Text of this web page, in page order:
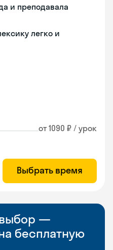
и преподавала
легко и
от 1090 ₽ / урок
Выбрать время
—
бесплатную